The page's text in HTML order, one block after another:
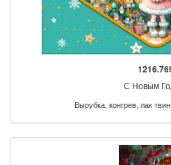
С Новым
Вырубка, конгрев, лак